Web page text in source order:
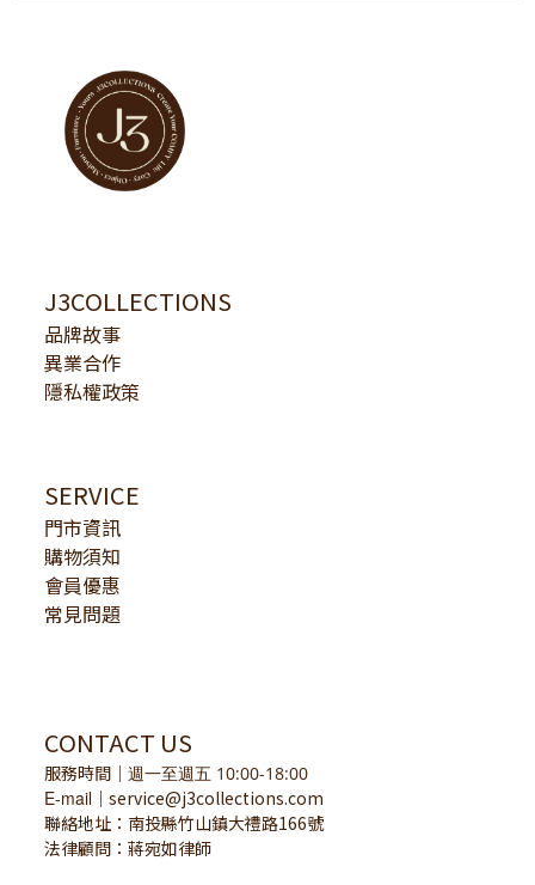
J3COLLECTIONS
品牌故事
異業合作
隱私權政策
SERVICE
門市資訊
購物須知
會員優惠
常見問題
CONTACT US
服務時間 ｜ 週一至週五 10:00-18:00
E-mail ｜ service@j3collections.com
聯絡地址：南投縣竹山鎮大禮路166號
法律顧問：蔣宛如律師